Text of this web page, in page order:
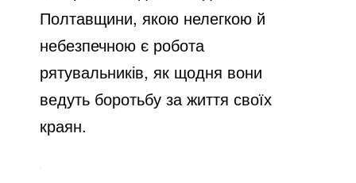
Полтавщини, якою нелегкою й
небезпечною є робота
рятувальників, як щодня вони
ведуть боротьбу за життя своїх
краян.